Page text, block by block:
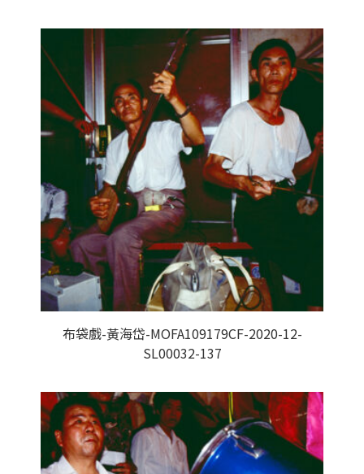
布袋戲-黃海岱-MOFA109179CF-2020-12-
SL00032-137